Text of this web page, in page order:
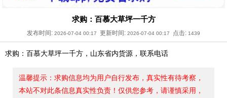
求购：百慕大草坪一千方
发布时间: 2026-07-04 00:17 更新时间: 2026-07-04 00:17 点击: 1439
求购：百慕大草坪一千方，山东省内货源，联系电话
温馨提示：求购信息均为用户自行发布，真实性有待考察，
本站不对此条信息真实性负责！仅供您参考，请谨慎采用，